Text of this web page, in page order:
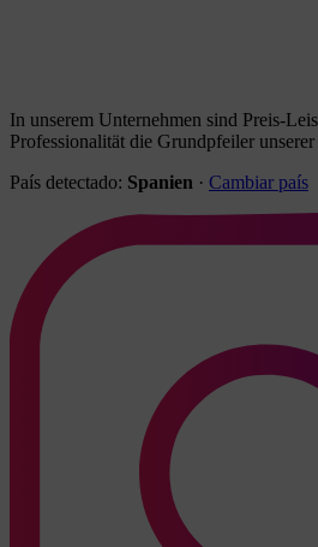
In unserem Unternehmen sind Preis-
Professionalität die Grundpfeiler unserer
País detectado: Spanien · Cambiar país